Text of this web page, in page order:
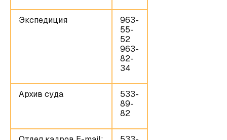
Экспедиция
963-
55-
52
963-
82-
34
Архив суда
533-
89-
82